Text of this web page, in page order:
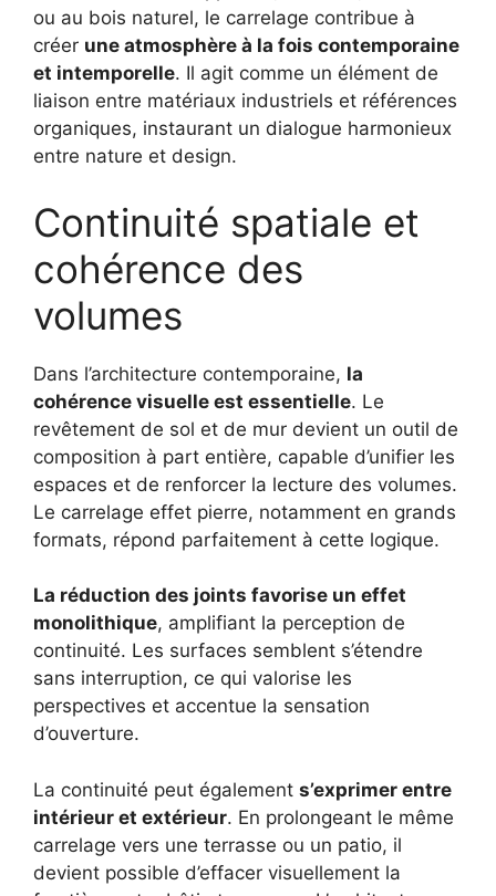
ou au bois naturel, le carrelage contribue à
créer une atmosphère à la fois contemporaine
et intemporelle. Il agit comme un élément de
liaison entre matériaux industriels et références
organiques, instaurant un dialogue harmonieux
entre nature et design.
Continuité spatiale et
cohérence des
volumes
Dans l’architecture contemporaine, la
cohérence visuelle est essentielle. Le
revêtement de sol et de mur devient un outil de
composition à part entière, capable d’unifier les
espaces et de renforcer la lecture des volumes.
Le carrelage effet pierre, notamment en grands
formats, répond parfaitement à cette logique.
La réduction des joints favorise un effet
monolithique, amplifiant la perception de
continuité. Les surfaces semblent s’étendre
sans interruption, ce qui valorise les
perspectives et accentue la sensation
d’ouverture.
La continuité peut également s’exprimer entre
intérieur et extérieur. En prolongeant le même
carrelage vers une terrasse ou un patio, il
devient possible d’effacer visuellement la